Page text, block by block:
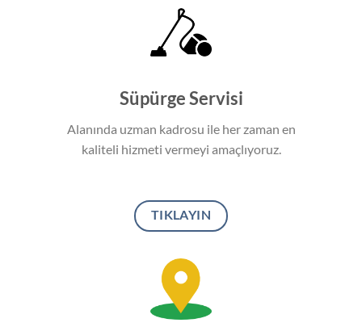
Süpürge Servisi
Alanında uzman kadrosu ile her zaman en
kaliteli hizmeti vermeyi amaçlıyoruz.
TIKLAYIN